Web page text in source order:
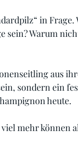
in Frage.
sein? Warum
aus
sondern ein
heute.
mehr können